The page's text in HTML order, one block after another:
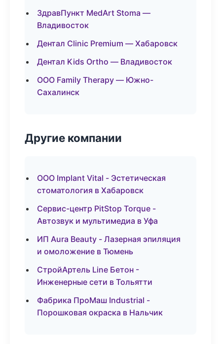
ЗдравПункт MedArt Stoma —
Владивосток
Дентал Clinic Premium — Хабаровск
Дентал Kids Ortho — Владивосток
ООО Family Therapy — Южно-
Сахалинск
Другие компании
ООО Implant Vital - Эстетическая
стоматология в Хабаровск
Сервис-центр PitStop Torque -
Автозвук и мультимедиа в Уфа
ИП Aura Beauty - Лазерная эпиляция
и омоложение в Тюмень
СтройАртель Line Бетон -
Инженерные сети в Тольятти
Фабрика ПроМаш Industrial -
Порошковая окраска в Нальчик